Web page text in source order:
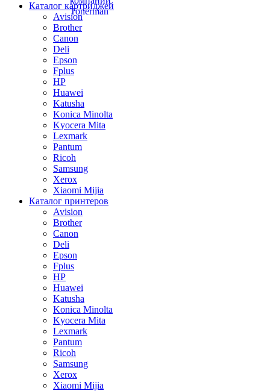
Каталог картриджей
Avision
Brother
Canon
Deli
Epson
Fplus
HP
Huawei
Katusha
Konica Minolta
Kyocera Mita
Lexmark
Pantum
Ricoh
Samsung
Xerox
Xiaomi Mijia
Каталог принтеров
Avision
Brother
Canon
Deli
Epson
Fplus
HP
Huawei
Katusha
Konica Minolta
Kyocera Mita
Lexmark
Pantum
Ricoh
Samsung
Xerox
Xiaomi Mijia